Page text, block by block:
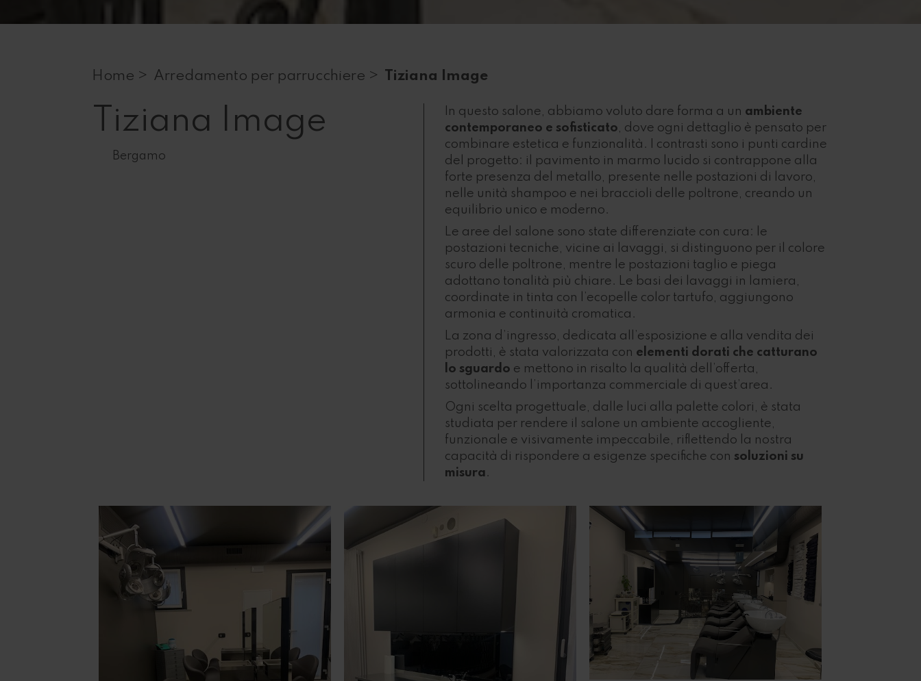
Home > Arredamento per parrucchiere > Tiziana Image
Tiziana Image
Bergamo
In questo salone, abbiamo voluto dare forma a un ambiente
contemporaneo e sofisticato, dove ogni dettaglio è pensato per
combinare estetica e funzionalità. I contrasti sono i punti cardine
del progetto: il pavimento in marmo lucido si contrappone alla
forte presenza del metallo, presente nelle postazioni di lavoro,
nelle unità shampoo e nei braccioli delle poltrone, creando un
equilibrio unico e moderno.
Le aree del salone sono state differenziate con cura: le
postazioni tecniche, vicine ai lavaggi, si distinguono per il colore
scuro delle poltrone, mentre le postazioni taglio e piega
adottano tonalità più chiare. Le basi dei lavaggi in lamiera,
coordinate in tinta con l’ecopelle color tartufo, aggiungono
armonia e continuità cromatica.
La zona d’ingresso, dedicata all’esposizione e alla vendita dei
prodotti, è stata valorizzata con elementi dorati che catturano
lo sguardo e mettono in risalto la qualità dell’offerta,
sottolineando l’importanza commerciale di quest’area.
Ogni scelta progettuale, dalle luci alla palette colori, è stata
studiata per rendere il salone un ambiente accogliente,
funzionale e visivamente impeccabile, riflettendo la nostra
capacità di rispondere a esigenze specifiche con soluzioni su
misura .